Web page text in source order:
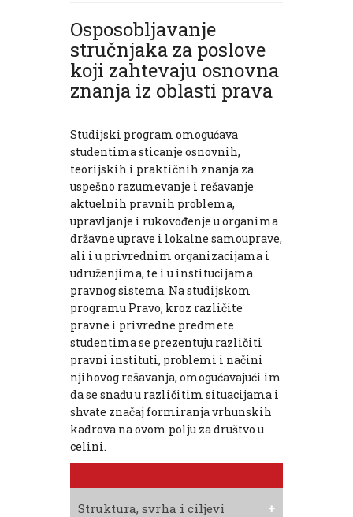
Osposobljavanje
stručnjaka za poslove
koji zahtevaju osnovna
znanja iz oblasti prava
Studijski program omogućava
studentima sticanje osnovnih,
teorijskih i praktičnih znanja za
uspešno razumevanje i rešavanje
aktuelnih pravnih problema,
upravljanje i rukovođenje u organima
državne uprave i lokalne samouprave,
ali i u privrednim organizacijama i
udruženjima, te i u institucijama
pravnog sistema. Na studijskom
programu Pravo, kroz različite
pravne i privredne predmete
studentima se prezentuju različiti
pravni instituti, problemi i načini
njihovog rešavanja, omogućavajući im
da se snađu u različitim situacijama i
shvate značaj formiranja vrhunskih
kadrova na ovom polju za društvo u
celini.
Struktura, svrha i ciljevi